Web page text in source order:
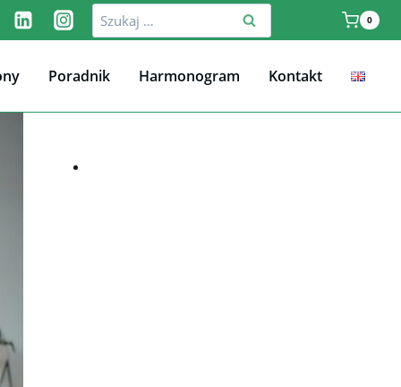
Szukaj: 0
Poradnik Harmonogram Kontakt